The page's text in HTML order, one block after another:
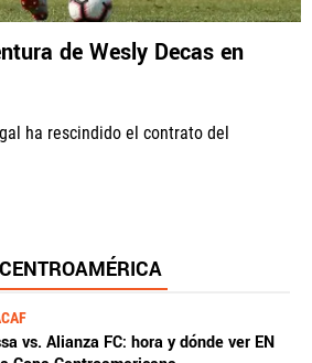
de Wesly Decas en
ha rescindido el contrato del
vs. Alianza FC: hora y dónde ver EN